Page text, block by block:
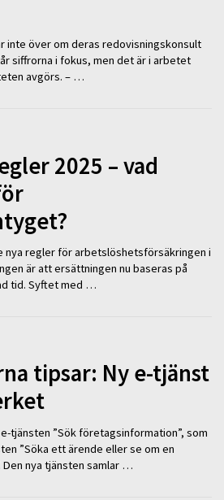
inte över om deras redovisningskonsult
siffrorna i fokus, men det är i arbetet
avgörs. – …
2025 – vad
nya regler för arbetslöshetsförsäkringen i
är att ersättningen nu baseras på
tid. Syftet med …
tipsar: Ny e-tjänst
tjänsten ”Sök företagsinformation”, som
”Söka ett ärende eller se om en
Den nya tjänsten samlar …